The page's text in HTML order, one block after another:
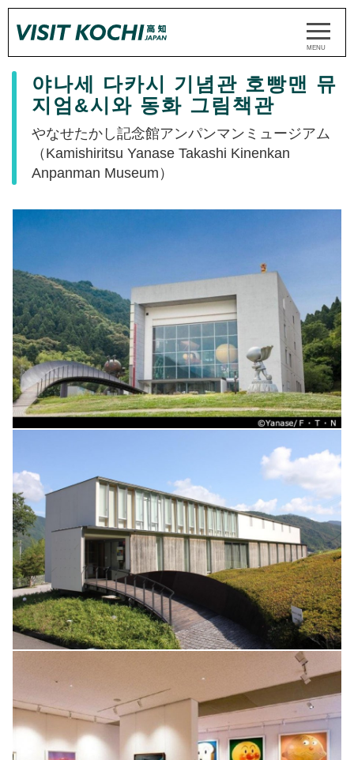
야나세 다카시 기념관 호빵맨 뮤
지엄&시와 동화 그림책관
やなせたかし記念館アンパンマンミュージアム
（Kamishiritsu Yanase Takashi Kinenkan
Anpanman Museum）